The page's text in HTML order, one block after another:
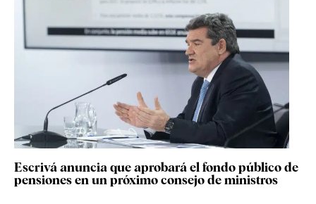
Escrivá anuncia que aprobará el fondo público de
pensiones en un próximo consejo de ministros